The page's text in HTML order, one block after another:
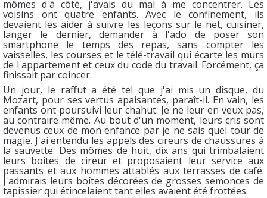
mômes d'à côté, j'avais du mal à me concentrer. Les
voisins ont quatre enfants. Avec le confinement, ils
devaient les aider à suivre les leçons sur le net, cuisiner,
langer le dernier, demander à l'ado de poser son
smartphone le temps des repas, sans compter les
vaisselles, les courses et le télé-travail qui écarte les murs
de l'appartement et ceux du code du travail. Forcément, ça
finissait par coincer.
Un jour, le raffut a été tel que j'ai mis un disque, du
Mozart, pour ses vertus apaisantes, paraît-il. En vain, les
enfants ont poursuivi leur chahut. Je ne leur en veux pas,
au contraire même. Au bout d'un moment, leurs cris sont
devenus ceux de mon enfance par je ne sais quel tour de
magie. J'ai entendu les appels des cireurs de chaussures à
la sauvette. Des mômes de huit, dix ans qui trimbalaient
leurs boîtes de cireur et proposaient leur service aux
passants et aux hommes attablés aux terrasses de café.
J'admirais leurs boîtes décorées de grosses semonces de
tapissier qui étincelaient tant elles avaient été frottées.